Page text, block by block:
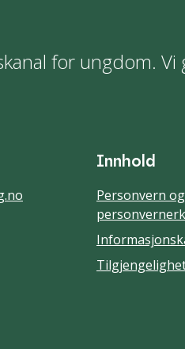
for ungdom.
Innhold
Personvern og